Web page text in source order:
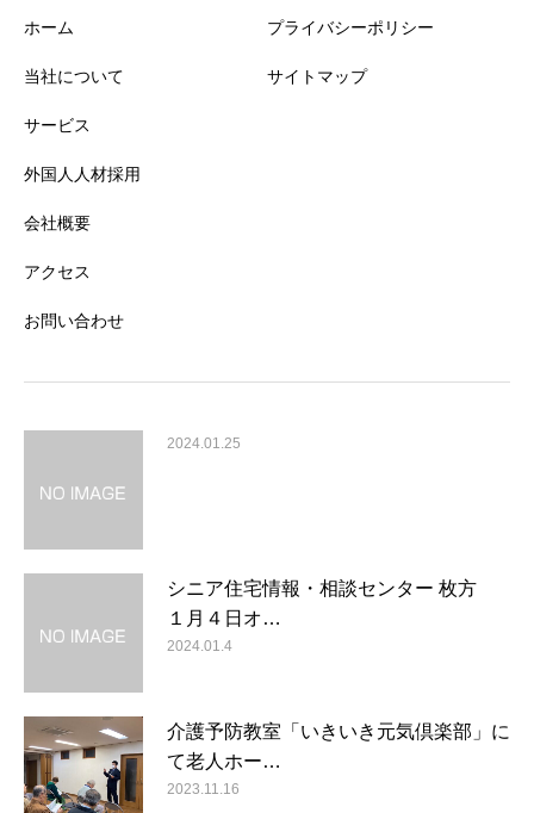
ホーム
当社について
サービス
外国人人材採用
会社概要
アクセス
お問い合わせ
プライバシーポリシー
サイトマップ
2024.01.25
シニア住宅情報・相談センター 枚方
１月４日オ…
2024.01.4
介護予防教室「いきいき元気倶楽部」に
て老人ホー…
2023.11.16